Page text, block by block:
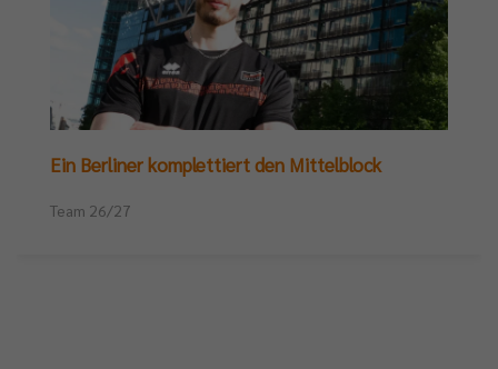
Ein Berliner komplettiert den Mittelblock
Team 26/27